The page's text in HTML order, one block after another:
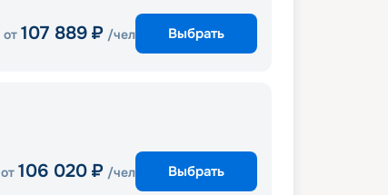
от 107 889 ₽ /чел Выбрать
от 106 020 ₽ /чел Выбрать